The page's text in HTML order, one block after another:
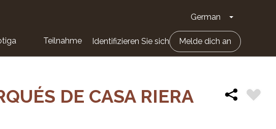
German Dropdown-
Teilnahme Identifizieren Sie sich Melde dich an
DE CASA RIERA